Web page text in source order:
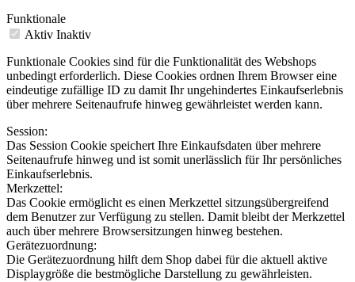
Funktionale
Aktiv Inaktiv
Funktionale Cookies sind für die Funktionalität des Webshops
unbedingt erforderlich. Diese Cookies ordnen Ihrem Browser eine
eindeutige zufällige ID zu damit Ihr ungehindertes Einkaufserlebnis
über mehrere Seitenaufrufe hinweg gewährleistet werden kann.
Session:
Das Session Cookie speichert Ihre Einkaufsdaten über mehrere
Seitenaufrufe hinweg und ist somit unerlässlich für Ihr persönliches
Einkaufserlebnis.
Merkzettel:
Das Cookie ermöglicht es einen Merkzettel sitzungsübergreifend
dem Benutzer zur Verfügung zu stellen. Damit bleibt der Merkzettel
auch über mehrere Browsersitzungen hinweg bestehen.
Gerätezuordnung:
Die Gerätezuordnung hilft dem Shop dabei für die aktuell aktive
Displaygröße die bestmögliche Darstellung zu gewährleisten.